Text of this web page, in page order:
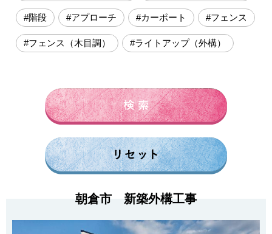
#階段 #アプローチ #カーポート #フェンス
#フェンス（木目調） #ライトアップ（外構）
朝倉市 新築外構工事